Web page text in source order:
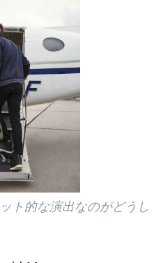
ト的な演出なのがどうし